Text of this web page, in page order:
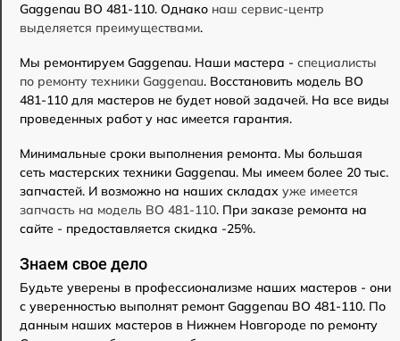
Gaggenau BO 481-110. Однако наш сервис-центр
выделяется преимуществами.
Мы ремонтируем Gaggenau. Наши мастера - специалисты
по ремонту техники Gaggenau. Восстановить модель BO
481-110 для мастеров не будет новой задачей. На все виды
проведенных работ у нас имеется гарантия.
Минимальные сроки выполнения ремонта. Мы большая
сеть мастерских техники Gaggenau. Мы имеем более 20 тыс.
запчастей. И возможно на наших складах уже имеется
запчасть на модель BO 481-110. При заказе ремонта на
сайте - предоставляется скидка -25%.
Знаем свое дело
Будьте уверены в профессионализме наших мастеров - они
с уверенностью выполнят ремонт Gaggenau BO 481-110. По
данным наших мастеров в Нижнем Новгороде по ремонту